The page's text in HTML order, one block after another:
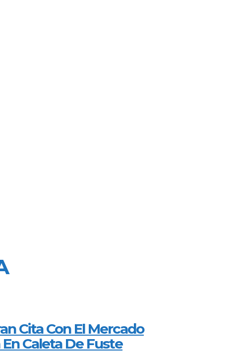
Cita Con El Mercado
Caleta De Fuste